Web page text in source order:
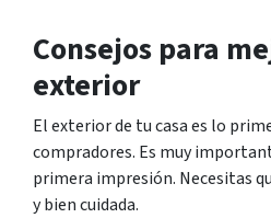
Consejos para
exterior
El exterior de tu casa es lo
compradores. Es muy
primera impresión. Necesitas
y bien cuidada.